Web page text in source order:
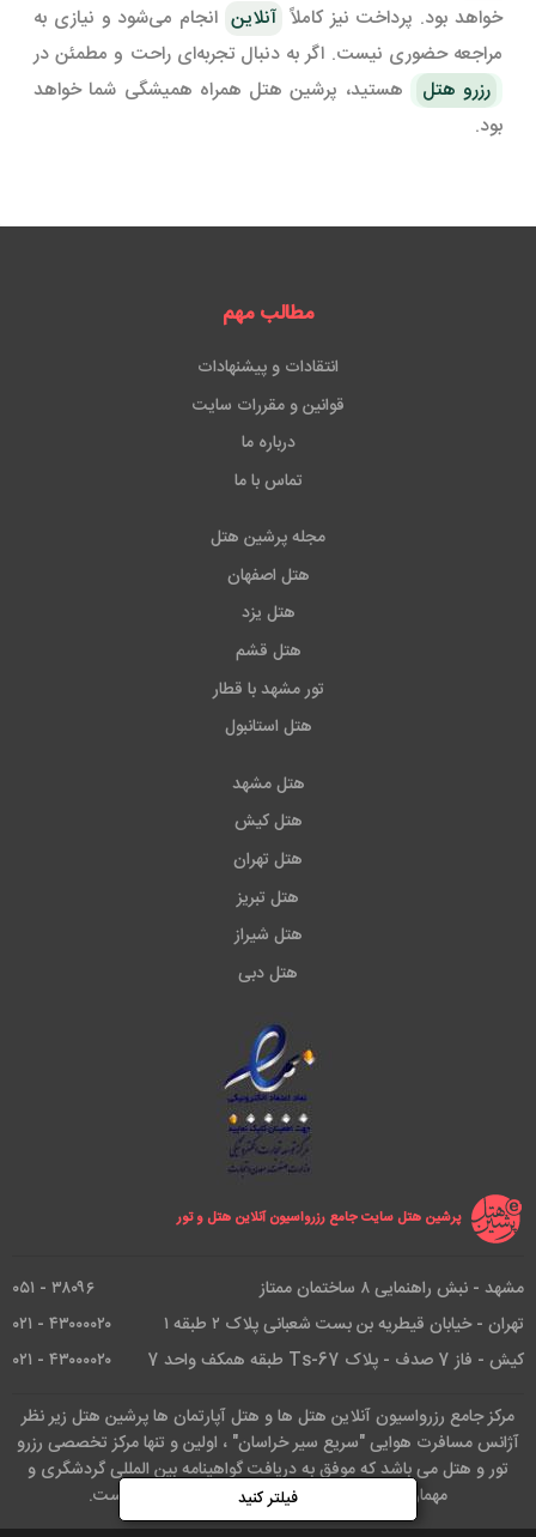
فیلتر کنید
خواهد بود. پرداخت نیز کاملاً آنلاین انجام می‌شود و نیازی به
مراجعه حضوری نیست. اگر به دنبال تجربه‌ای راحت و مطمئن در
رزرو هتل
هستید، پرشین هتل همراه همیشگی شما خواهد
بود.
مطالب مهم
انتقادات و پیشنهادات
قوانین و مقررات سایت
درباره ما
تماس با ما
مجله پرشین هتل
هتل اصفهان
هتل یزد
هتل قشم
تور مشهد با قطار
هتل استانبول
هتل مشهد
هتل کیش
هتل تهران
هتل تبریز
هتل شیراز
هتل دبی
پرشین هتل سایت جامع رزرواسیون آنلاین هتل و تور
مشهد - نبش راهنمایی ۸ ساختمان ممتاز
۳۸۰۹۶ - ۰۵۱
تهران - خیابان قیطریه بن بست شعبانی پلاک ۲ طبقه ۱
۴۳۰۰۰۰۲۰ - ۰۲۱
کیش - فاز 7 صدف - پلاک Ts-67 طبقه همکف واحد 7
۴۳۰۰۰۰۲۰ - ۰۲۱
مرکز جامع رزرواسیون آنلاین هتل ها و هتل آپارتمان ها پرشین هتل زیر نظر
آژانس مسافرت هوایی "سریع سیر خراسان" ، اولین و تنها مرکز تخصصی رزرو
تور و هتل می باشد که موفق به دریافت گواهینامه بین المللی گردشگری و
مهمان نوازی از انجمن گردشگری صلح آسیا شده است.